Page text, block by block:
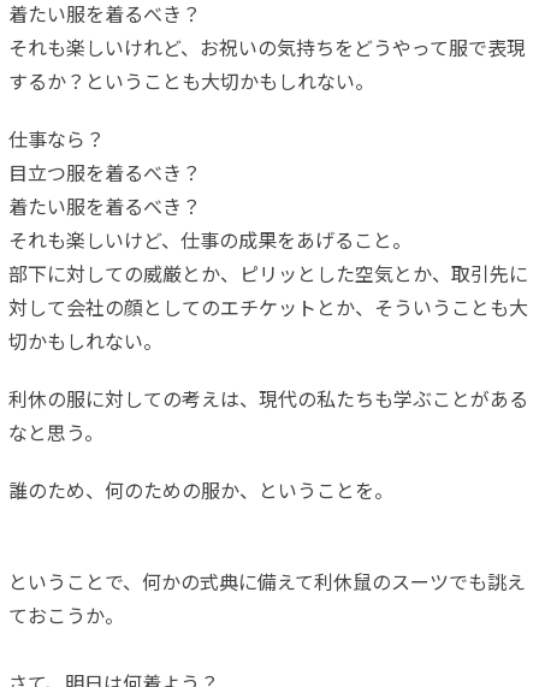
着たい服を着るべき？
それも楽しいけれど、お祝いの気持ちをどうやって服で表現
するか？ということも大切かもしれない。
仕事なら？
目立つ服を着るべき？
着たい服を着るべき？
それも楽しいけど、仕事の成果をあげること。
部下に対しての威厳とか、ピリッとした空気とか、取引先に
対して会社の顔としてのエチケットとか、そういうことも大
切かもしれない。
利休の服に対しての考えは、現代の私たちも学ぶことがある
なと思う。
誰のため、何のための服か、ということを。
ということで、何かの式典に備えて利休鼠のスーツでも誂え
ておこうか。